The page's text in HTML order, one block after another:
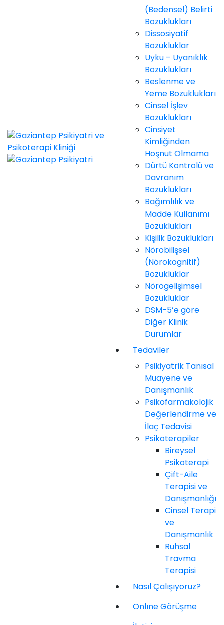
(Bedensel) Belirti
Bozuklukları
Dissosiyatif
Bozukluklar
Uyku – Uyanıklık
Bozuklukları
Beslenme ve
Yeme Bozuklukları
Cinsel İşlev
Bozuklukları
Cinsiyet
Kimliğinden
Hoşnut Olmama
Dürtü Kontrolü ve
Davranım
Bozuklukları
Bağımlılık ve
Madde Kullanımı
Bozuklukları
Kişilik Bozuklukları
Nörobilişsel
(Nörokognitif)
Bozukluklar
Nörogelişimsel
Bozukluklar
DSM-5’e göre
Diğer Klinik
Durumlar
Tedaviler
Psikiyatrik Tanısal
Muayene ve
Danışmanlık
Psikofarmakolojik
Değerlendirme ve
İlaç Tedavisi
Psikoterapiler
Bireysel
Psikoterapi
Çift-Aile
Terapisi ve
Danışmanlığı
Cinsel Terapi
ve
Danışmanlık
Ruhsal
Travma
Terapisi
Nasıl Çalışıyoruz?
Onlıne Görüşme